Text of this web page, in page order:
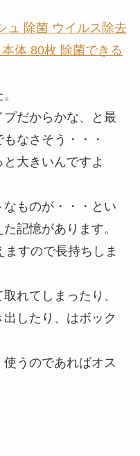
ュ 除菌 ウイルス除去
体 80枚 除菌できる
だからかな、と最
なさそう・・・
大きいんですよ
ものが・・・とい
記憶があります。
すので長持ちしま
れてしまったり、
したり、はボック
うのであればオス